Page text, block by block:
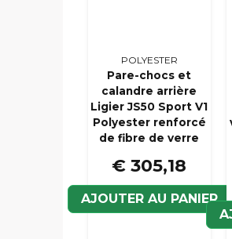
POLYESTER
Pare-chocs et
calandre arrière
Ligier JS50 Sport V1
Polyester renforcé
de fibre de verre
€ 305,18
AJOUTER AU PANIER